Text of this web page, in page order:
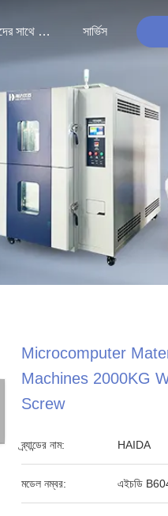
আমাদের সাথে যোগাযোগ সার্ভিস
Microcomputer
Machines 2000KG
Screw
ব্র্যান্ডের নাম: HAIDA
মডেল নম্বর: এইচডি